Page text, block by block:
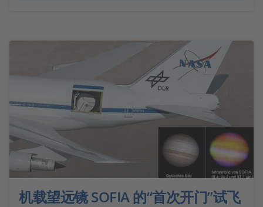
机载望远镜 SOFIA 的“首次开门”试飞